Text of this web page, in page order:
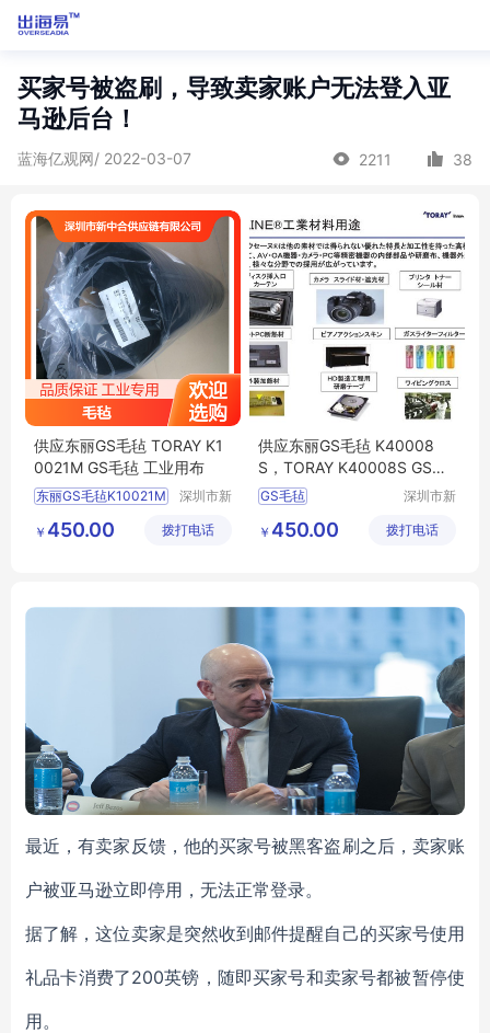
买家号被盗刷，导致卖家账户无法登入亚
马逊后台！
蓝海亿观网/ 2022-03-07 2211 38
供应东丽GS毛毡 TORAY K1
0021M GS毛毡 工业用布
东丽GS毛毡K10021M
K10021MGS毛毡
深圳市新
链有限公
￥ 450.00 拨打电话
供应东丽GS毛毡 K40008
S，TORAY K40008S GS毛
毡 工业用布
GS毛毡
TORAY毛毡批发
深圳市新
链有限公
￥ 450.00 拨打电话
最近，有卖家反馈，他的买家号被黑客盗刷之后，卖家账
户被亚马逊立即停用，无法正常登录。
据了解，这位卖家是突然收到邮件提醒自己的买家号使用
礼品卡消费了200英镑，随即买家号和卖家号都被暂停使
用。